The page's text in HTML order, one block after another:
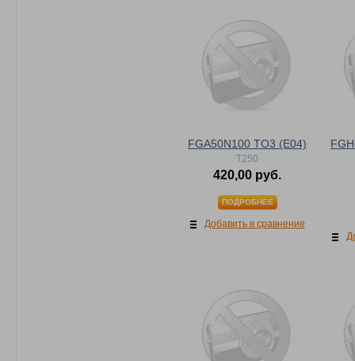
FGA50N100 TO3 (E04)
T250
420,00 руб.
ПОДРОБНЕЕ
Добавить в сравнение